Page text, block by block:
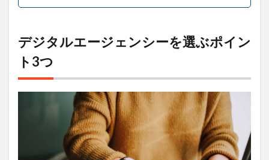
タル
エー
ジェ
ンシ
ーの
年収
デジタルエージェンシーを選ぶポイン
ト3つ